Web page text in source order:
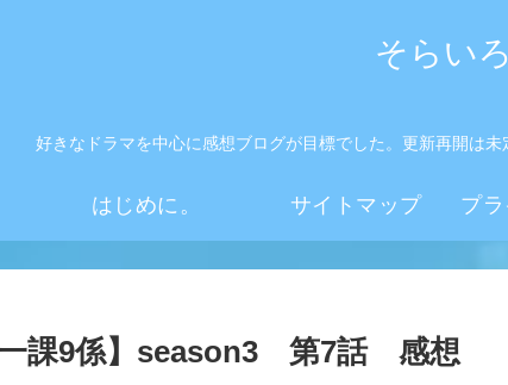
そらいろ
好きなドラマを中心に感想ブログが目標でした。更新再開は
はじめに。 サイトマップ
一課9係】season3 第7話 感想